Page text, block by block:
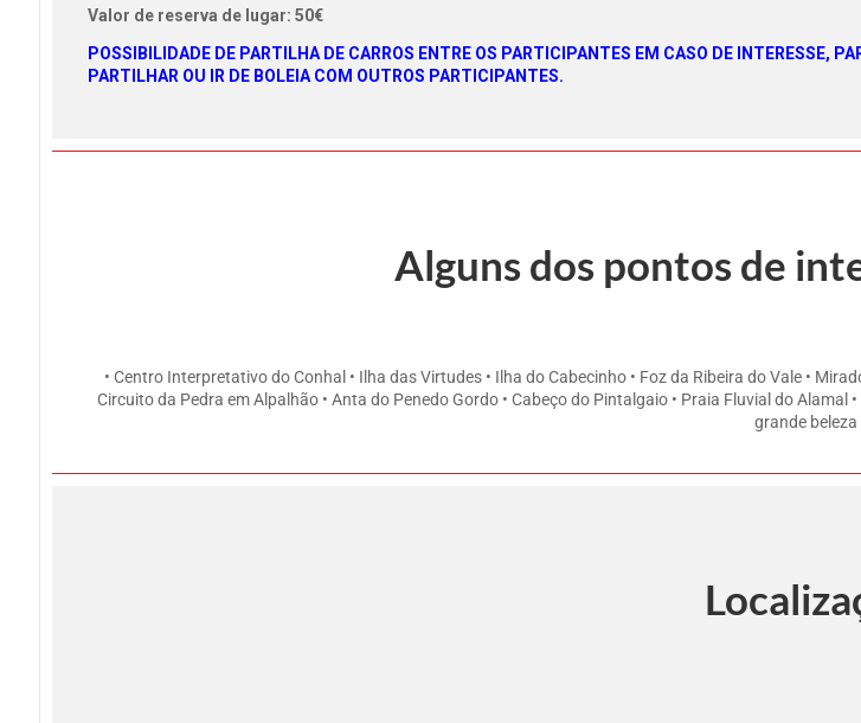
Valor de reserva de lugar: 50€
POSSIBILIDADE DE PARTILHA DE CARROS ENTRE OS PARTICIPANTES EM CASO DE INTERESSE,
PARTILHAR OU IR DE BOLEIA COM OUTROS PARTICIPANTES.
Alguns dos pontos de
• Centro Interpretativo do Conhal • Ilha das Virtudes • Ilha do Cabecinho • Foz da Ribeira do Vale •
Circuito da Pedra em Alpalhão • Anta do Penedo Gordo • Cabeço do Pintalgaio • Praia Fluvial do
grande beleza